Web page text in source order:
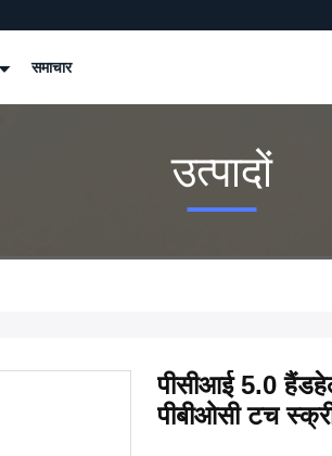
समाचार
उत्पादों
पीसीआई 5.0
पीबीओसी टच